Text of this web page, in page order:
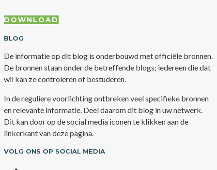
DOWNLOAD
BLOG
De informatie op dit blog is onderbouwd met officiële bronnen.
De bronnen staan onder de betreffende blogs; iedereen die dat
wil kan ze controleren of bestuderen.
In de reguliere voorlichting ontbreken veel specifieke bronnen
en relevante informatie. Deel daarom dit blog in uw netwerk.
Dit kan door op de social media iconen te klikken aan de
linkerkant van deze pagina.
VOLG ONS OP SOCIAL MEDIA